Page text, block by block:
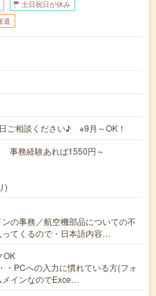
土日祝日が休み
遣
ご相談ください♪ ※9月～OK！
事務経験あれば1550円～
)
の事務／航空機部品についての不
てくるので・日本語内容…
OK
・PCへの入力に慣れている方(フォ
メインなのでExce…